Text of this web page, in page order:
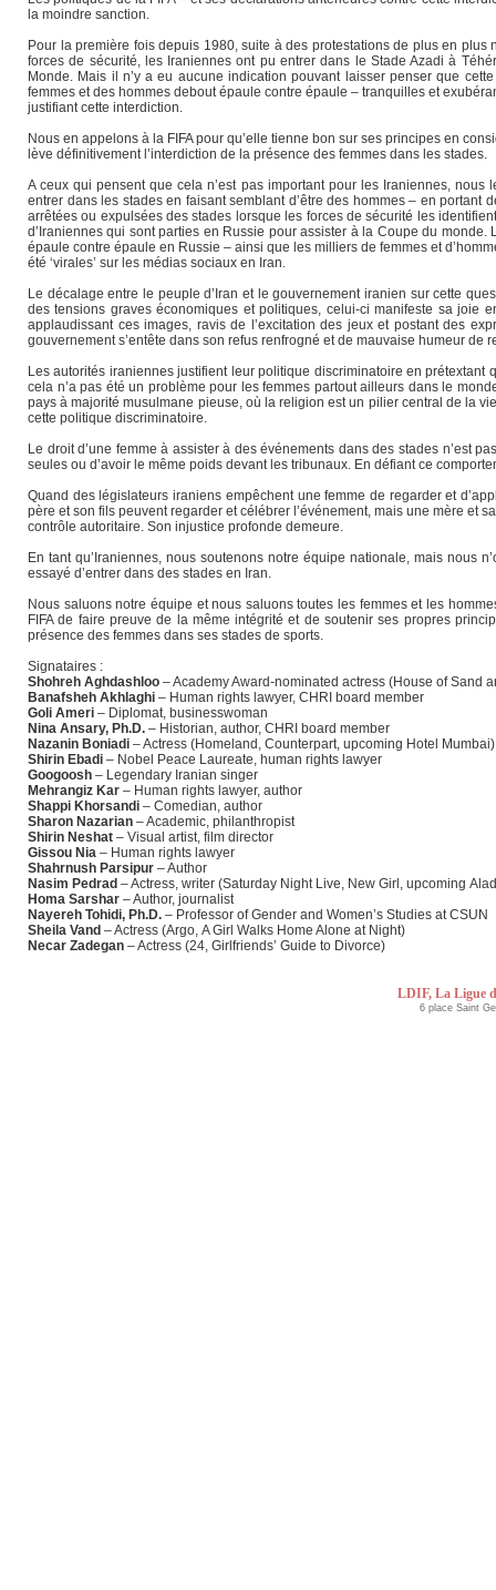
la moindre sanction.
Pour la première fois depuis 1980, suite à des protestations de plus en
forces de sécurité, les Iraniennes ont pu entrer dans le Stade Azadi à
Monde. Mais il n’y a eu aucune indication pouvant laisser penser que
femmes et des hommes debout épaule contre épaule – tranquilles et
justifiant cette interdiction.
Nous en appelons à la FIFA pour qu’elle tienne bon sur ses principes en
lève définitivement l’interdiction de la présence des femmes dans les stades.
A ceux qui pensent que cela n’est pas important pour les Iraniennes,
entrer dans les stades en faisant semblant d’être des hommes – en portant
arrêtées ou expulsées des stades lorsque les forces de sécurité les
d’Iraniennes qui sont parties en Russie pour assister à la Coupe du
épaule contre épaule en Russie – ainsi que les milliers de femmes et
été ‘virales’ sur les médias sociaux en Iran.
Le décalage entre le peuple d’Iran et le gouvernement iranien sur cette
des tensions graves économiques et politiques, celui-ci manifeste sa joie
applaudissant ces images, ravis de l’excitation des jeux et postant des
gouvernement s’entête dans son refus renfrogné et de mauvaise humeur
Les autorités iraniennes justifient leur politique discriminatoire en
cela n’a pas été un problème pour les femmes partout ailleurs dans le
pays à majorité musulmane pieuse, où la religion est un pilier central de la
cette politique discriminatoire.
Le droit d’une femme à assister à des événements dans des stades n’est
seules ou d’avoir le même poids devant les tribunaux. En défiant ce
Quand des législateurs iraniens empêchent une femme de regarder et
père et son fils peuvent regarder et célébrer l’événement, mais une mère et
contrôle autoritaire. Son injustice profonde demeure.
En tant qu’Iraniennes, nous soutenons notre équipe nationale, mais nous
essayé d’entrer dans des stades en Iran.
Nous saluons notre équipe et nous saluons toutes les femmes et les
FIFA de faire preuve de la même intégrité et de soutenir ses propres
présence des femmes dans ses stades de sports.
Signataires :
Shohreh Aghdashloo – Academy Award-nominated actress (House of Sand
Banafsheh Akhlaghi – Human rights lawyer, CHRI board member
Goli Ameri – Diplomat, businesswoman
Nina Ansary, Ph.D. – Historian, author, CHRI board member
Nazanin Boniadi – Actress (Homeland, Counterpart, upcoming Hotel
Shirin Ebadi – Nobel Peace Laureate, human rights lawyer
Googoosh – Legendary Iranian singer
Mehrangiz Kar – Human rights lawyer, author
Shappi Khorsandi – Comedian, author
Sharon Nazarian – Academic, philanthropist
Shirin Neshat – Visual artist, film director
Gissou Nia – Human rights lawyer
Shahrnush Parsipur – Author
Nasim Pedrad – Actress, writer (Saturday Night Live, New Girl, upcoming
Homa Sarshar – Author, journalist
Nayereh Tohidi, Ph.D. – Professor of Gender and Women’s Studies at CSUN
Sheila Vand – Actress (Argo, A Girl Walks Home Alone at Night)
Necar Zadegan – Actress (24, Girlfriends’ Guide to Divorce)
LDIF, La Ligue
6 place Saint